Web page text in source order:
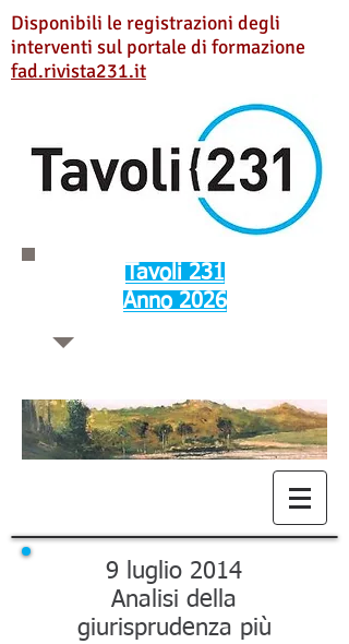
Disponibili le registrazioni degli
interventi sul portale di formazione
fad.rivista231.it
Tavoli 231
Anno 2026
9 luglio 2014
Analisi della
giurisprudenza più